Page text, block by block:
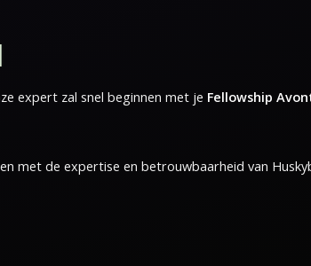
expert zal snel beginnen met je Fellowship
met de expertise en betrouwbaarheid van